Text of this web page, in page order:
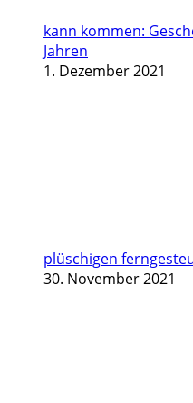
kann kommen:
Jahren
1. Dezember 2021
plüschigen
30. November 2021